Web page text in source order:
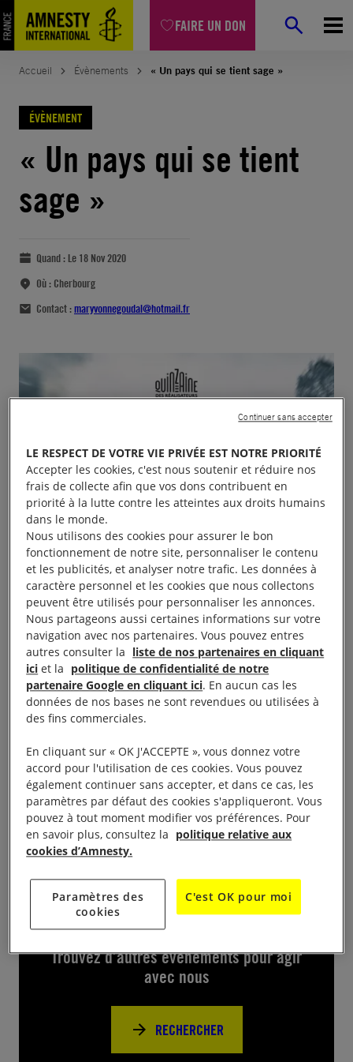
FAIRE UN DON
Accueil Évènements « Un pays qui se tient sage »
ÉVÈNEMENT
« Un pays qui se tient
sage »
Quand : Le 18 Nov 2020
Où : Cherbourg
Contact :maryvonnegoudal@hotmail.fr
Cherbourg (208) prépare une projection-débat sur
le film de David Dufresne intitulé Un pays qui se
tient sage, pour le jeudi 19 novembre.
Près de chez vous
Trouvez d’autres événements pour agir
avec nous
RECHERCHER
LE RESPECT DE VOTRE VIE PRIVÉE EST NOTRE PRIORITÉ
Accepter les cookies, c'est nous soutenir et réduire nos
frais de collecte afin que vos dons contribuent en
priorité à la lutte contre les atteintes aux droits humains
dans le monde.
Nous utilisons des cookies pour assurer le bon
fonctionnement de notre site, personnaliser le contenu
et les publicités, et analyser notre trafic. Les données à
caractère personnel et les cookies que nous collectons
peuvent être utilisés pour personnaliser les annonces.
Nous partageons aussi certaines informations sur votre
navigation avec nos partenaires. Vous pouvez entres
autres consulter la liste de nos partenaires en cliquant
ici et la politique de confidentialité de notre
partenaire Google en cliquant ici. En aucun cas les
données de nos bases ne sont revendues ou utilisées à
des fins commerciales.
En cliquant sur « OK J'ACCEPTE », vous donnez votre
accord pour l'utilisation de ces cookies. Vous pouvez
également continuer sans accepter, et dans ce cas, les
paramètres par défaut des cookies s'appliqueront. Vous
pouvez à tout moment modifier vos préférences. Pour
en savoir plus, consultez la politique relative aux
cookies d’Amnesty.
Paramètres des
cookies
C'est OK pour moi
Continuer sans accepter